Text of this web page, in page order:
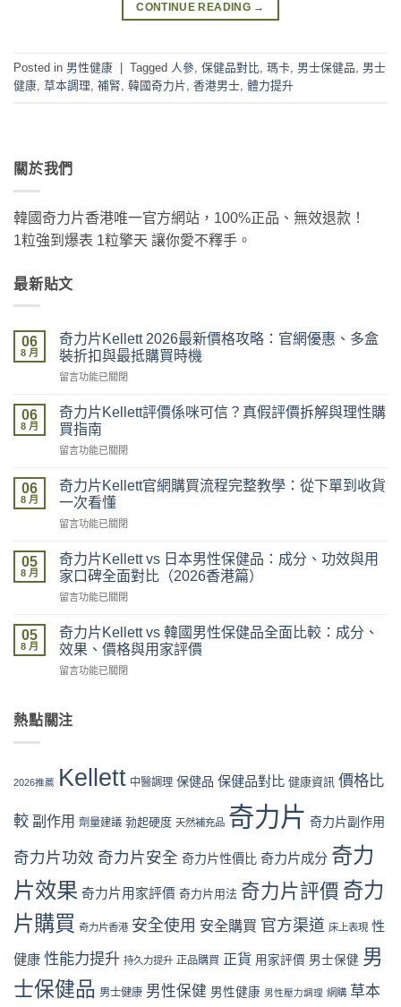
CONTINUE READING →
Posted in 男性健康 Tagged 人參, 保健品對比, 瑪卡, 男士保健品, 男士
健康, 草本調理, 補腎, 韓國奇力片, 香港男士, 體力提升
關於我們
韓國奇力片香港唯一官方網站，100%正品、無效退款！
1粒強到爆表 1粒擎天 讓你愛不釋手。
最新貼文
06
8 月
奇力片Kellett 2026最新價格攻略：官網優惠、多盒
裝折扣與最抵購買時機
在
力
片
Kellett
2026
新
攻
官
網
惠、
盒
裝
折
最
抵
時
機〉
留言功能已關閉
06
8 月
奇力片Kellett評價係咪可信？真假評價拆解與理性購
買指南
在
力
片
Kellett
評
係
咪
可
信？
假
評
拆
理
買
指
中
留言功能已關閉
06
8 月
奇力片Kellett官網購買流程完整教學：從下單到收貨
一次看懂
在
力
片
Kellett
官
購
買
流
程
教
單
貨
次
懂〉
中
留言功能已關閉
05
8 月
奇力片Kellett vs 日本男性保健品：成分、功效與用
家口碑全面對比（2026香港篇）
在
力
片
Kellett
vs
男
品：
功
與
家
口
碑
全
對
比
（2026
留言功能已關閉
05
8 月
奇力片Kellett vs 韓國男性保健品全面比較：成分、
效果、價格與用家評價
在
片
Kellett
國
保
品
全
面
比
較：
成
效
價
留言功能已關閉
熱點關注
2026推薦 Kellett 中醫調理 保健品 保健品對比 健康資訊 價格比
較 副作用 劑量建議 勃起硬度 天然補充品 奇力片 奇力片副作用
奇力片功效 奇力片安全 奇力片性價比 奇力片成分 奇力
片效果 奇力片用家評價 奇力片用法 奇力片評價 奇力
片購買 奇力片香港 安全使用 安全購買 官方渠道 床上表現 性
健康 性能力提升 持久力提升 正品購買 正貨 用家評價 男士保健 男
士保健品 男士健康 男性保健 男性健康 男性壓力調理 網購 草本